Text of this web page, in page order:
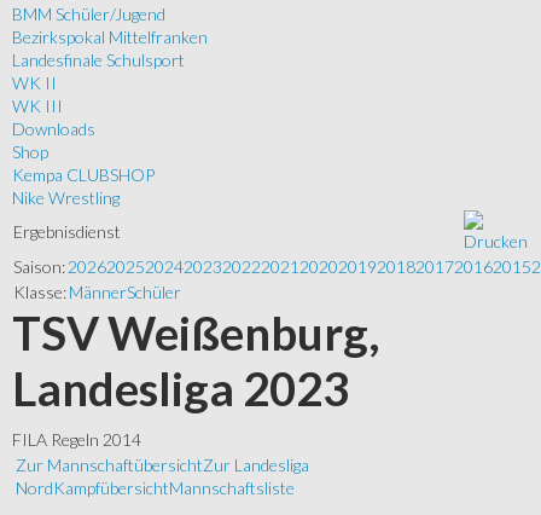
BMM Schüler/Jugend
Bezirkspokal Mittelfranken
Landesfinale Schulsport
WK II
WK III
Downloads
Shop
Kempa CLUBSHOP
Nike Wrestling
Ergebnisdienst
Saison:202620252024202320222021 202020192018201720162015
Klasse:MännerSchüler
TSV Weißenburg,
Landesliga 2023
FILA Regeln 2014
Zur MannschaftübersichtZur Landesliga
NordKampfübersichtMannschaftsliste